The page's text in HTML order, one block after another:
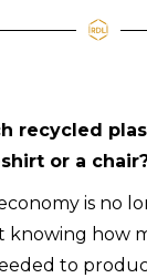
recycled
or a
is no
knowing how
to